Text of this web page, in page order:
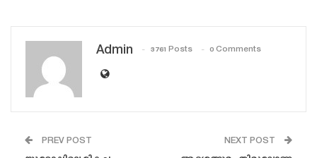
Admin 3761 Posts 0 Comments
PREV POST NEXT POST